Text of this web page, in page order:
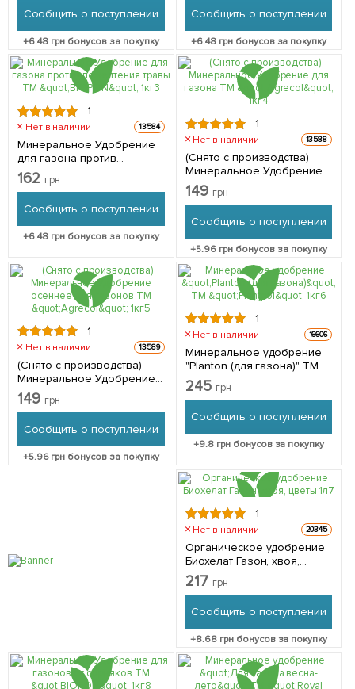
Сообщить о поступлении
+6.48 грн бонусов за покупку
Сообщить о поступлении
+6.48грн бонусов за покупку
1
Нет в наличии 13584
Минеральное Удобрение
для газона против
пожелтения травы ТМ
"BIOPON" 1кг
162 грн
Сообщить о поступлении
+6.48 грн бонусов за покупку
1
Нет в наличии 13588
(Снято с производства)
Минеральное Удобрение
для газона ТМ "Agrecol" 1кг
149 грн
Сообщить о поступлении
+5.96 грн бонусов за покупку
1
Нет в наличии 13589
(Снято с производства)
Минеральное Удобрение
осеннее для газонов ТМ
"Agrecol" 1кг
149 грн
Сообщить о поступлении
+5.96грн бонусов за покупку
1
Нет в наличии 16606
Минеральное удобрение
"Planton (для газона)" ТМ
"Plantpol" 1кг
245 грн
Сообщить о поступлении
+9.8грн бонусов за покупку
1
Нет в наличии 20345
Органическое удобрение
Биохелат Газон, хвоя,
цветы 1л
217 грн
Сообщить о поступлении
+8.68грн бонусов за покупку